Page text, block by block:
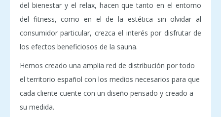
del bienestar y el relax, hacen que tanto en el entorno
del fitness, como en el de la estética sin olvidar al
consumidor particular, crezca el interés por disfrutar de
los efectos beneficiosos de la sauna.
Hemos creado una amplia red de distribución por todo
el territorio español con los medios necesarios para que
cada cliente cuente con un diseño pensado y creado a
su medida.